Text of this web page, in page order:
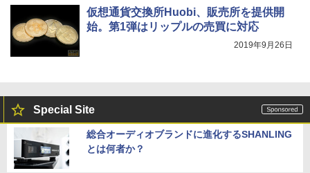
仮想通貨交換所Huobi、販売所を提供開
始。第1弾はリップルの売買に対応
2019年9月26日
Special Site
総合オーディオブランドに進化するSHANLING
とは何者か？